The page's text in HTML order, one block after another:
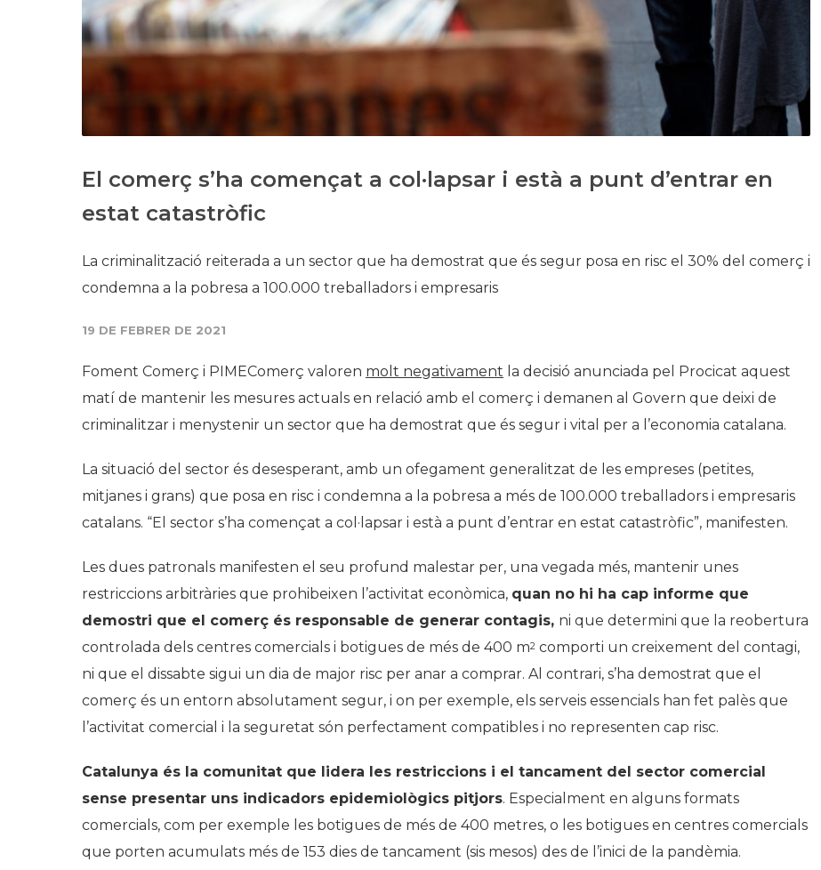
Història
Galeria de Presidents
Biblioteca Arxiu
Seu Social
El comerç s’ha començat a col·lapsar i està a punt d’entrar en
estat catastròfic
La criminalització reiterada a un sector que ha demostrat que és segur posa en risc el 30% del comerç i
condemna a la pobresa a 100.000 treballadors i empresaris
19 DE FEBRER DE 2021
Foment Comerç i PIMEComerç valoren molt negativament la decisió anunciada pel Procicat aquest
matí de mantenir les mesures actuals en relació amb el comerç i demanen al Govern que deixi de
criminalitzar i menystenir un sector que ha demostrat que és segur i vital per a l’economia catalana.
La situació del sector és desesperant, amb un ofegament generalitzat de les empreses (petites,
mitjanes i grans) que posa en risc i condemna a la pobresa a més de 100.000 treballadors i empresaris
catalans. “El sector s’ha començat a col·lapsar i està a punt d’entrar en estat catastròfic”, manifesten.
Les dues patronals manifesten el seu profund malestar per, una vegada més, mantenir unes
restriccions arbitràries que prohibeixen l’activitat econòmica, quan no hi ha cap informe que
demostri que el comerç és responsable de generar contagis, ni que determini que la reobertura
controlada dels centres comercials i botigues de més de 400 m2 comporti un creixement del contagi,
ni que el dissabte sigui un dia de major risc per anar a comprar. Al contrari, s’ha demostrat que el
comerç és un entorn absolutament segur, i on per exemple, els serveis essencials han fet palès que
l’activitat comercial i la seguretat són perfectament compatibles i no representen cap risc.
Catalunya és la comunitat que lidera les restriccions i el tancament del sector comercial
sense presentar uns indicadors epidemiològics pitjors. Especialment en alguns formats
comercials, com per exemple les botigues de més de 400 metres, o les botigues en centres comercials
que porten acumulats més de 153 dies de tancament (sis mesos) des de l’inici de la pandèmia.